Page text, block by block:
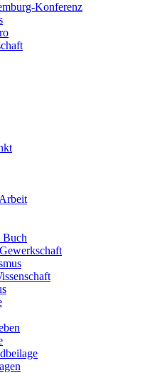
Konferenz
Buch